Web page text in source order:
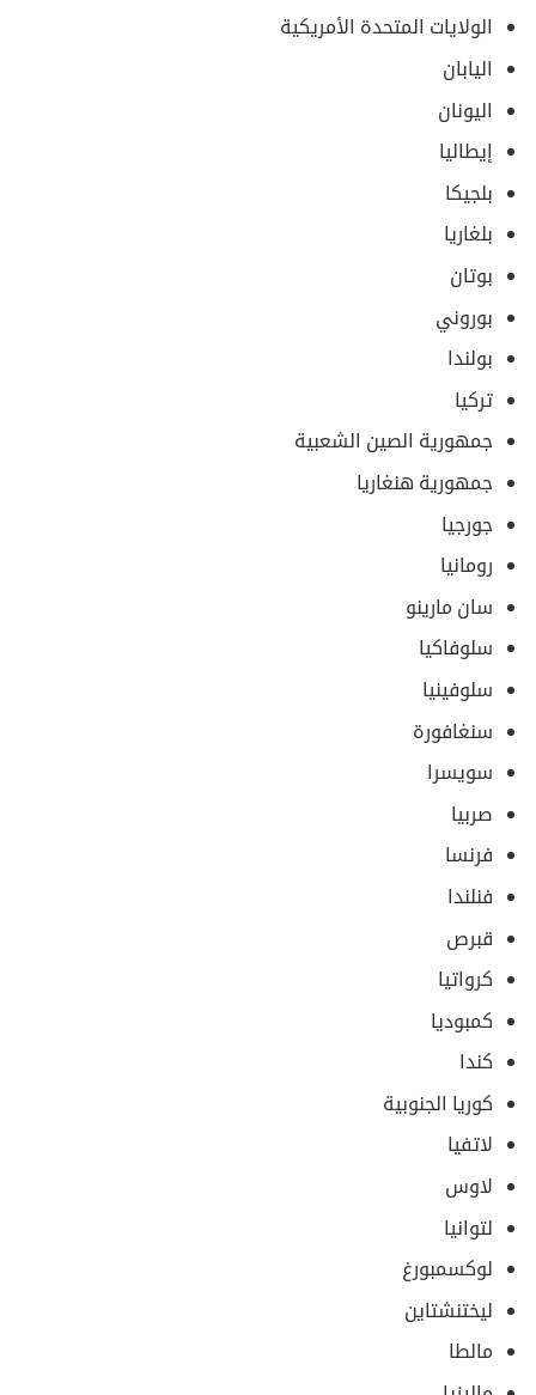
الولايات المتحدة الأمريكية
اليابان
اليونان
إيطاليا
بلجيكا
بلغاريا
بوتان
بوروني
بولندا
تركيا
جمهورية الصين الشعبية
جمهورية هنغاريا
جورجيا
رومانيا
سان مارينو
سلوفاكيا
سلوفينيا
سنغافورة
سويسرا
صربيا
فرنسا
فنلندا
قبرص
كرواتيا
كمبوديا
كندا
كوريا الجنوبية
لاتفيا
لاوس
لتوانيا
لوكسمبورغ
ليختنشتاين
مالطا